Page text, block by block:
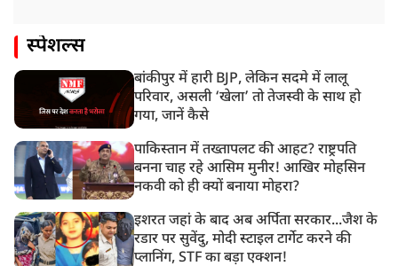
स्पेशल्स
बांकीपुर में हारी BJP, लेकिन सदमे में लालू
परिवार, असली ‘खेला’ तो तेजस्वी के साथ हो
गया, जानें कैसे
पाकिस्तान में तख्तापलट की आहट? राष्ट्रपति
बनना चाह रहे आसिम मुनीर! आखिर मोहसिन
नकवी को ही क्यों बनाया मोहरा?
इशरत जहां के बाद अब अर्पिता सरकार...जैश के
रडार पर सुवेंदु, मोदी स्टाइल टार्गेट करने की
प्लानिंग, STF का बड़ा एक्शन!